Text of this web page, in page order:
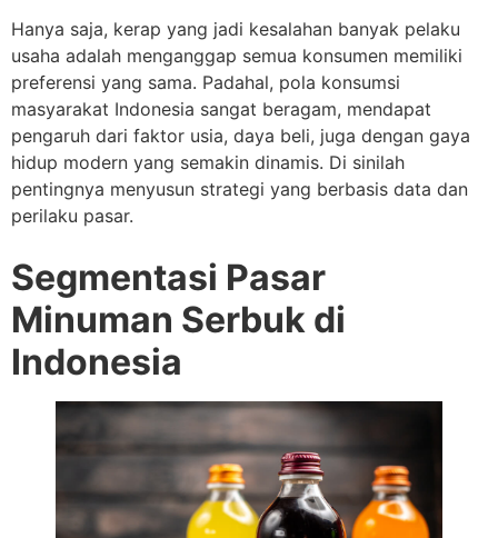
Hanya saja, kerap yang jadi kesalahan banyak pelaku
usaha adalah menganggap semua konsumen memiliki
preferensi yang sama. Padahal, pola konsumsi
masyarakat Indonesia sangat beragam, mendapat
pengaruh dari faktor usia, daya beli, juga dengan gaya
hidup modern yang semakin dinamis. Di sinilah
pentingnya menyusun strategi yang berbasis data dan
perilaku pasar.
Segmentasi Pasar
Minuman Serbuk di
Indonesia